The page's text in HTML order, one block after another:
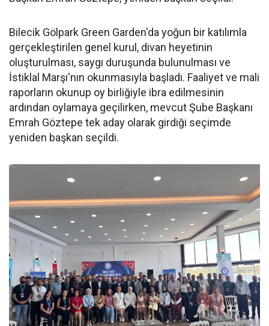
Bilecik Gölpark Green Garden'da yoğun bir katılımla
gerçekleştirilen genel kurul, divan heyetinin
oluşturulması, saygı duruşunda bulunulması ve
İstiklal Marşı'nın okunmasıyla başladı. Faaliyet ve mali
raporların okunup oy birliğiyle ibra edilmesinin
ardından oylamaya geçilirken, mevcut Şube Başkanı
Emrah Göztepe tek aday olarak girdiği seçimde
yeniden başkan seçildi.